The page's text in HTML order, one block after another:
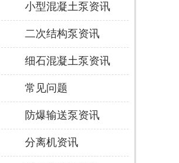
小型混凝土泵资讯
二次结构泵资讯
细石混凝土泵资讯
常见问题
防爆输送泵资讯
分离机资讯